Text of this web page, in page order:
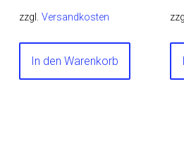
zzgl.Versandkosten
In den Warenkorb